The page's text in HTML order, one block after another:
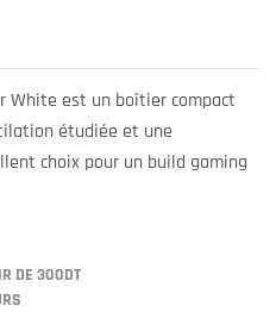
White est un boîtier compact
étudiée et une
choix pour un build gaming
DE 300DT